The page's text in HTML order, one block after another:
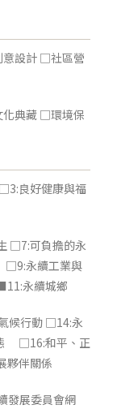
設計 □社區營
典藏 □環境保
良好健康與福
□7:可負擔的永
□9:永續工業與
永續城鄉
候行動 □14:永
□16:和平、正
夥伴關係
發展委員會網